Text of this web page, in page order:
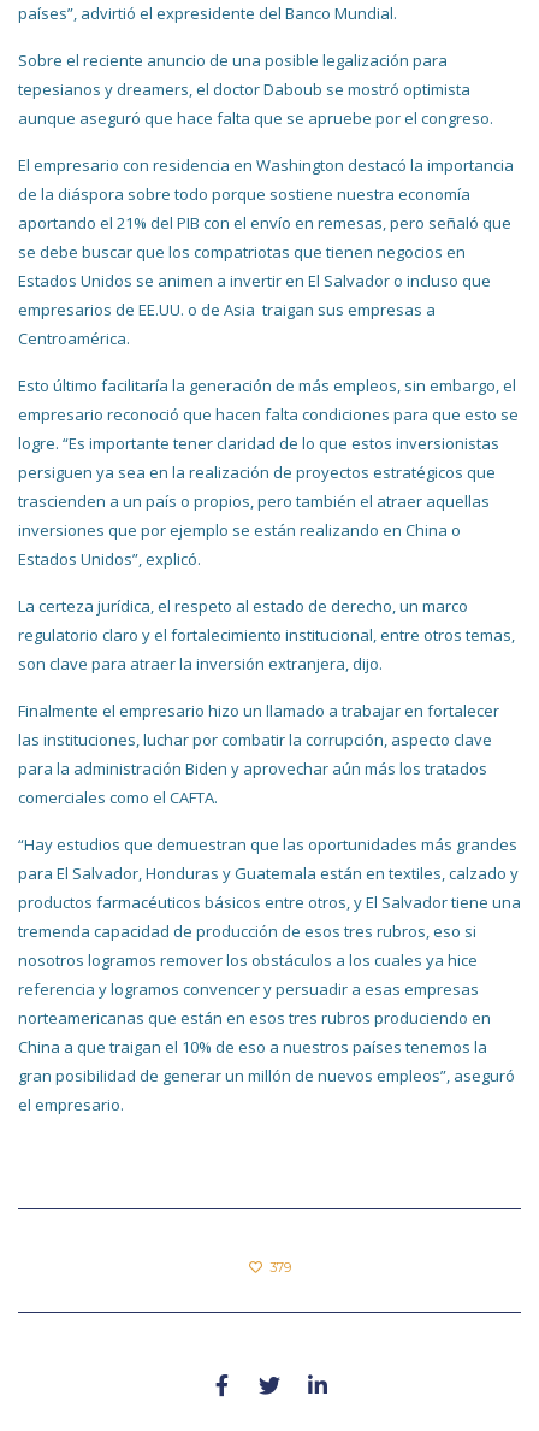
países”, advirtió el expresidente del Banco Mundial.
Sobre el reciente anuncio de una posible legalización para
tepesianos y dreamers, el doctor Daboub se mostró optimista
aunque aseguró que hace falta que se apruebe por el congreso.
El empresario con residencia en Washington destacó la importancia
de la diáspora sobre todo porque sostiene nuestra economía
aportando el 21% del PIB con el envío en remesas, pero señaló que
se debe buscar que los compatriotas que tienen negocios en
Estados Unidos se animen a invertir en El Salvador o incluso que
empresarios de EE.UU. o de Asia traigan sus empresas a
Centroamérica.
Esto último facilitaría la generación de más empleos, sin embargo, el
empresario reconoció que hacen falta condiciones para que esto se
logre. “Es importante tener claridad de lo que estos inversionistas
persiguen ya sea en la realización de proyectos estratégicos que
trascienden a un país o propios, pero también el atraer aquellas
inversiones que por ejemplo se están realizando en China o
Estados Unidos”, explicó.
La certeza jurídica, el respeto al estado de derecho, un marco
regulatorio claro y el fortalecimiento institucional, entre otros temas,
son clave para atraer la inversión extranjera, dijo.
Finalmente el empresario hizo un llamado a trabajar en fortalecer
las instituciones, luchar por combatir la corrupción, aspecto clave
para la administración Biden y aprovechar aún más los tratados
comerciales como el CAFTA.
“Hay estudios que demuestran que las oportunidades más grandes
para El Salvador, Honduras y Guatemala están en textiles, calzado y
productos farmacéuticos básicos entre otros, y El Salvador tiene una
tremenda capacidad de producción de esos tres rubros, eso si
nosotros logramos remover los obstáculos a los cuales ya hice
referencia y logramos convencer y persuadir a esas empresas
norteamericanas que están en esos tres rubros produciendo en
China a que traigan el 10% de eso a nuestros países tenemos la
gran posibilidad de generar un millón de nuevos empleos”, aseguró
el empresario.
379